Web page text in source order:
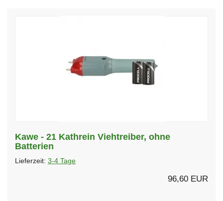
Kawe - 21 Kathrein Viehtreiber, ohne
Batterien
Lieferzeit: 3-4 Tage
96,60 EUR